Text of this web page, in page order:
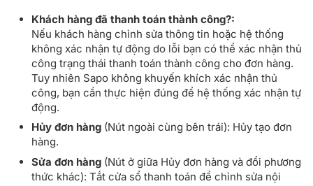
Khách hàng đã thanh toán thành công?:
Nếu khách hàng chỉnh sửa thông tin hoặc hệ thống
không xác nhận tự động do lỗi bạn có thể xác nhận thủ
công trạng thái thanh toán thành công cho đơn hàng.
Tuy nhiên Sapo không khuyến khích xác nhận thủ
công, bạn cần thực hiện đúng để hệ thống xác nhận tự
động.
Hủy đơn hàng (Nút ngoài cùng bên trái): Hủy tạo đơn
hàng.
Sửa đơn hàng (Nút ở giữa Hủy đơn hàng và đổi phương
thức khác): Tắt cửa sổ thanh toán để chỉnh sửa nội